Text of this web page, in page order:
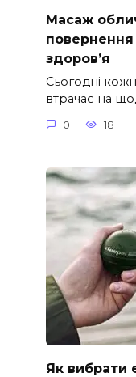
Масаж
повернення
здоров’я
Сьогодні
втрачає на
0 18
Як вибрати